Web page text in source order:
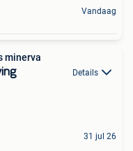
Vandaag
minerva
Details
31 jul 26